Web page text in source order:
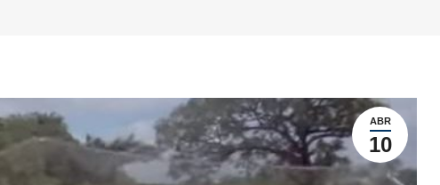
ABR
10